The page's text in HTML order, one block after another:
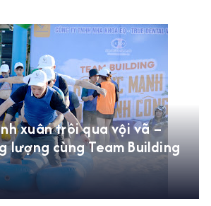
xuân trôi qua vội vã –
lượng cùng Team Building